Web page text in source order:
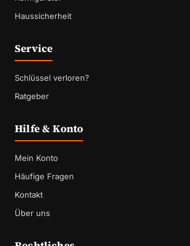
Haussicherheit
Service
Schlüssel verloren?
Ratgeber
Hilfe & Konto
Mein Konto
Häufige Fragen
Kontakt
Über uns